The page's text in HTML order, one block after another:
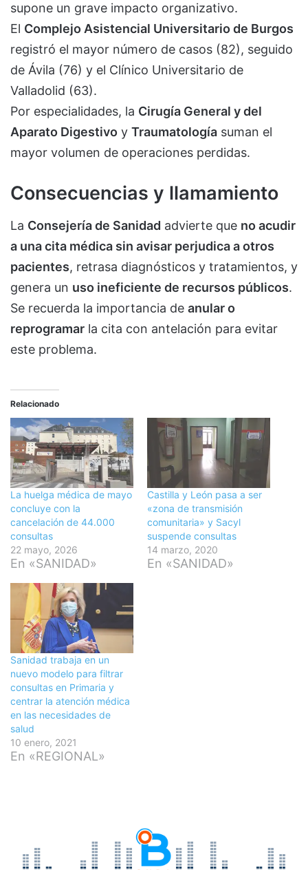
supone un grave impacto organizativo.
El Complejo Asistencial Universitario de Burgos
registró el mayor número de casos (82), seguido
de Ávila (76) y el Clínico Universitario de
Valladolid (63).
Por especialidades, la Cirugía General y del
Aparato Digestivo y Traumatología suman el
mayor volumen de operaciones perdidas.
Consecuencias y llamamiento
La Consejería de Sanidad advierte que no acudir
a una cita médica sin avisar perjudica a otros
pacientes, retrasa diagnósticos y tratamientos, y
genera un uso ineficiente de recursos públicos.
Se recuerda la importancia de anular o
reprogramar la cita con antelación para evitar
este problema.
Relacionado
La huelga médica de mayo
concluye con la
cancelación de 44.000
consultas
22 mayo, 2026
En «SANIDAD»
Castilla y León pasa a ser
«zona de transmisión
comunitaria» y Sacyl
suspende consultas
14 marzo, 2020
En «SANIDAD»
Sanidad trabaja en un
nuevo modelo para filtrar
consultas en Primaria y
centrar la atención médica
en las necesidades de
salud
10 enero, 2021
En «REGIONAL»